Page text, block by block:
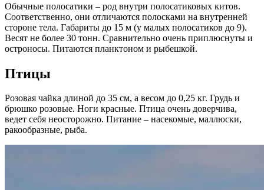
Обычные полосатики – род внутри полосатиковых китов.
Соответственно, они отличаются полосками на внутренней
стороне тела. Габариты до 15 м (у малых полосатиков до 9).
Весят не более 30 тонн. Сравнительно очень приплюснуты и
остроносы. Питаются планктоном и рыбешкой.
Птицы
Розовая чайка длиной до 35 см, а весом до 0,25 кг. Грудь и
брюшко розовые. Ноги красные. Птица очень доверчива,
ведет себя неосторожно. Питание – насекомые, маллюски,
ракообразные, рыба.